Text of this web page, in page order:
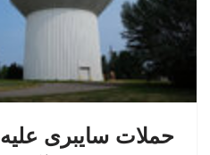
حملات سایبری علیه